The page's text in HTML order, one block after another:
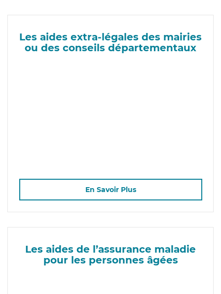
Les aides extra-légales des mairies
ou des conseils départementaux
En Savoir Plus
Les aides de l’assurance maladie
pour les personnes âgées